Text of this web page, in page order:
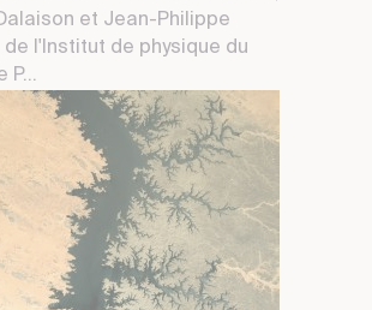
et Jean-Philippe
de l'Institut de physique du
P...